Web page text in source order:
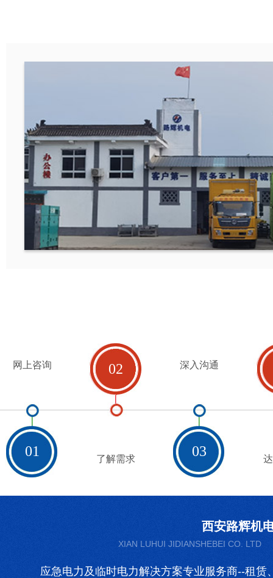
网上咨询
01
02
了解需求
深入沟通
03
西安路辉机
XIAN LUHUI JIDIANSHEBEI CO. LTD
应急电力及临时电力解决方案专业服务商--租赁